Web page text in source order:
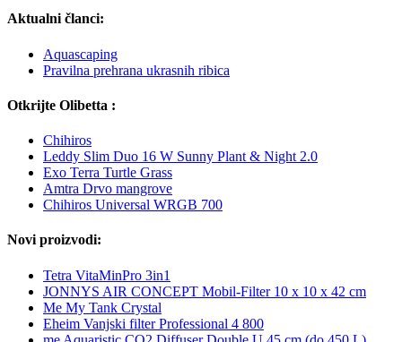
Aktualni članci:
Aquascaping
Pravilna prehrana ukrasnih ribica
Otkrijte Olibetta :
Chihiros
Leddy Slim Duo 16 W Sunny Plant & Night 2.0
Exo Terra Turtle Grass
Amtra Drvo mangrove
Chihiros Universal WRGB 700
Novi proizvodi:
Tetra VitaMinPro 3in1
JONNYS AIR CONCEPT Mobil-Filter 10 x 10 x 42 cm
Me My Tank Crystal
Eheim Vanjski filter Professional 4 800